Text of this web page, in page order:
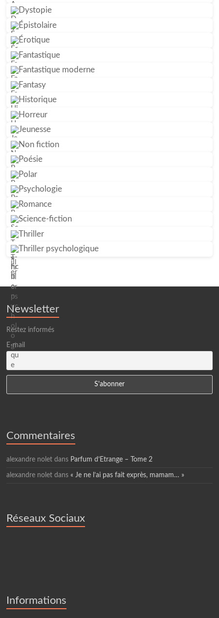
Dystopie
Épistolaire
Érotique
Fantastique
Fantastique moderne
Fantasy
Historique
Horreur
Jeunesse
Non fiction
Poésie
Polar
Psychologie
Romance
Science-fiction
Thriller
Thriller psychologique
Newsletter
Restez informés
E-mail
Commentaires
alexandre nolet dans Parfum d’Etrange – Tome 2
alexandre nolet dans « Je ne l’ai pas fait exprès, mamam… »
Réseaux Sociaux
Informations